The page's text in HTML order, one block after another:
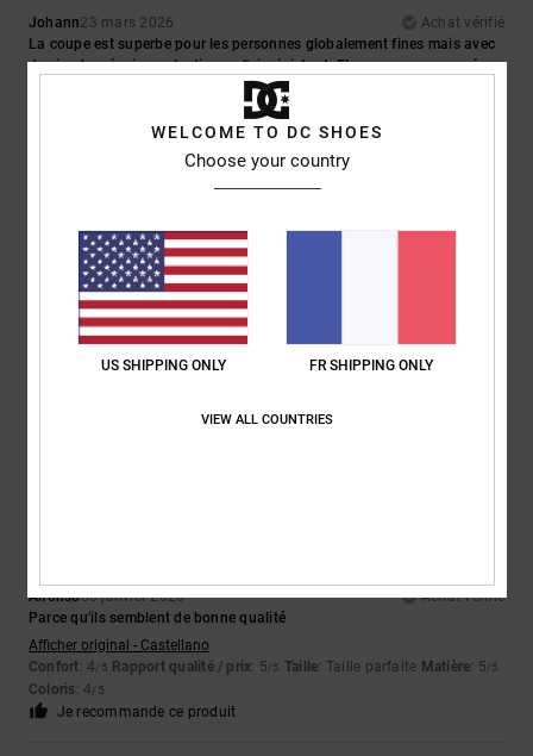
Johann23 mars 2026
Achat vérifié
La coupe est superbe pour les personnes globalement fines mais avec
des jambes épaisses. Le tissu a l'air résistant. Et vous avez proposé
Rapport qualité / prix: 5/5 Taille
Je recommande ce produit
2 /5
Mike16 février 2026
Ça ne va pas
Alfonso30 janvier 2026
Achat vérifié
Parce qu'ils semblent de bonne qualité
Afficher original - Castellano
Confort: 4/5 Rapport qualité / prix: 5/5 Taille: Taille parfaite Matière: 5/5
Coloris: 4/5
Je recommande ce produit
WELCOME TO DC SHOES
Choose your country
US SHIPPING ONLY FR SHIPPING ONLY
VIEW ALL COUNTRIES